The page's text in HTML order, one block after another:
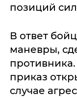
позиций
В ответ
маневры,
приказ
случае